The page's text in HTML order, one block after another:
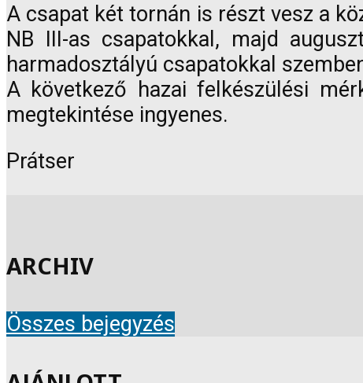
A csapat két tornán is részt vesz a
NB III-as csapatokkal, majd
harmadosztályú csapatokkal
A következő hazai felkészülési
megtekintése ingyenes.
Prátser
ARCHIV
Összes bejegyzés